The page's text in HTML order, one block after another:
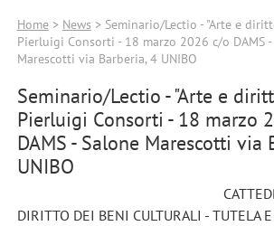
Home> News > Seminario/Lectio - "Arte e
Pierluigi Consorti - 18 marzo 2026 c/o DAMS -
Marescotti via Barberia, 4 UNIBO
Seminario/Lectio - "Arte e
Pierluigi Consorti - 18 marzo
DAMS - Salone Marescotti via
UNIBO
CATTEDRE
DIRITTO DEI BENI CULTURALI - TUTELA